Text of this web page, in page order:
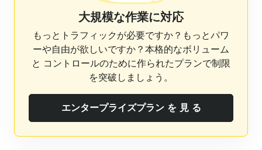
大規模な作業に対応
もっとトラフィックが必要ですか？もっとパワ
ーや自由が欲しいですか？本格的なボリューム
と コントロールのために作られたプランで制限
を突破しましょう。
エンタープライズプラン を 見 る